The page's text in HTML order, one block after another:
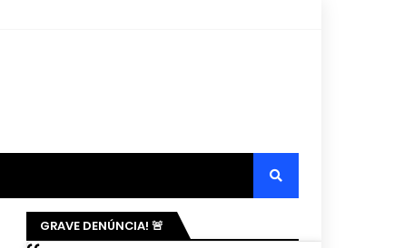
GRAVE DENÚNCIA! 🚨